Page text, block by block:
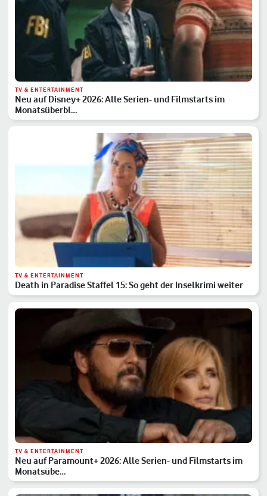
TV & ENTERTAINMENT
Neu auf Disney+ 2026: Alle Serien- und Filmstarts im
Monatsüberbl…
TV & ENTERTAINMENT
Death in Paradise Staffel 15: So geht der Inselkrimi weiter
TV & ENTERTAINMENT
Neu auf Paramount+ 2026: Alle Serien- und Filmstarts im
Monatsübe…